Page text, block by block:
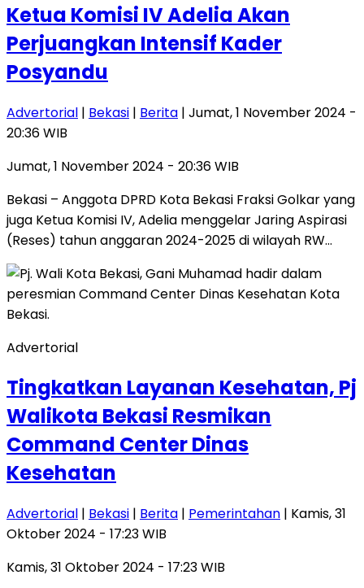
Ketua Komisi IV Adelia Akan
Perjuangkan Intensif Kader
Posyandu
Advertorial | Bekasi | Berita | Jumat, 1 November 2024 -
20:36 WIB
Jumat, 1 November 2024 - 20:36 WIB
Bekasi – Anggota DPRD Kota Bekasi Fraksi Golkar yang
juga Ketua Komisi IV, Adelia menggelar Jaring Aspirasi
(Reses) tahun anggaran 2024-2025 di wilayah RW…
Advertorial
Tingkatkan Layanan Kesehatan, Pj
Walikota Bekasi Resmikan
Command Center Dinas
Kesehatan
Advertorial | Bekasi | Berita | Pemerintahan | Kamis, 31
Oktober 2024 - 17:23 WIB
Kamis, 31 Oktober 2024 - 17:23 WIB